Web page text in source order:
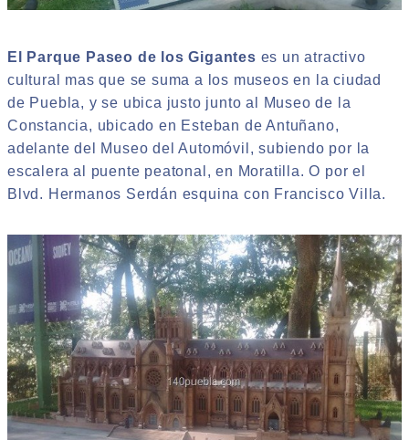
El Parque Paseo de los Gigantes es un atractivo
cultural mas que se suma a los museos en la ciudad
de Puebla, y se ubica justo junto al Museo de la
Constancia, ubicado en Esteban de Antuñano,
adelante del Museo del Automóvil, subiendo por la
escalera al puente peatonal, en Moratilla. O por el
Blvd. Hermanos Serdán esquina con Francisco Villa.